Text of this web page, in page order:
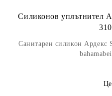
Силиконов уплътнител
Санитарен силикон Ардекс